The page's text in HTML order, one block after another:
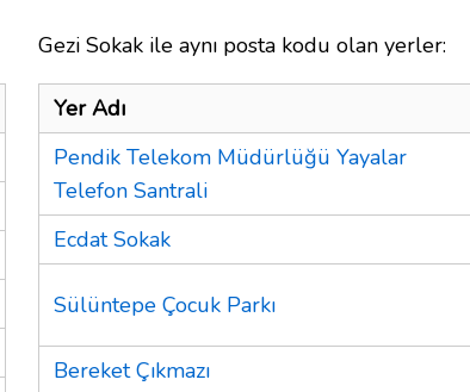
Gezi Sokak ile aynı posta kodu olan yerler:
Yer Adı
Pendik Telekom Müdürlüğü Yayalar
Telefon Santrali
Ecdat Sokak
Sülüntepe Çocuk Parkı
Bereket Çıkmazı